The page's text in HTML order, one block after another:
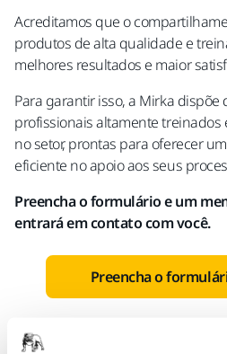
Acreditamos que o
produtos de alta qualidade e
melhores resultados e maior
Para garantir isso, a Mirka dispõe
profissionais altamente treinados
no setor, prontas para oferecer
eficiente no apoio aos seus
Preencha o formulário e um
entrará em contato com você.
Preencha o